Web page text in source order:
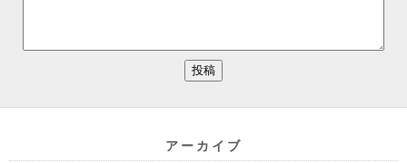
アーカイブ